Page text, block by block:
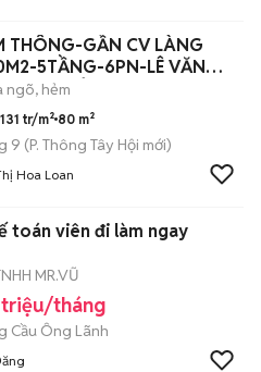
THÔNG-GẦN CV LÀNG
5TẦNG-6PN-LÊ VĂN
10,5TỶTL
ngõ, hẻm
131 tr/m² 80 m²
9 (P. Thông Tây Hội mới)
Hoa Loan
toán viên đi làm ngay
MR.VŨ
tháng
Cầu Ông Lãnh